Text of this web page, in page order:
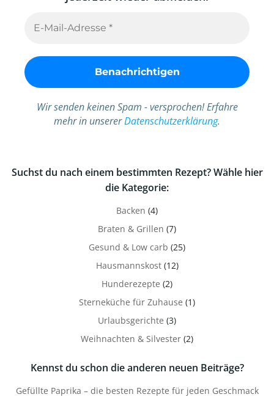
Wir senden keinen Spam - versprochen! Erfahre
mehr in unsererDatenschutzerklärung.
Suchst du nach einem bestimmten Rezept? Wähle hier
die Kategorie:
Backen (4)
Braten & Grillen (7)
Gesund & Low carb (25)
Hausmannskost(12)
Hunderezepte (2)
Sterneküche für Zuhause (1)
Urlaubsgerichte (3)
Weihnachten & Silvester (2)
Kennst du schon die anderen neuen Beiträge?
Gefüllte Paprika – die besten Rezepte für jeden Geschmack